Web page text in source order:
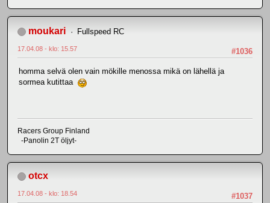
moukari Fullspeed RC
#1036
17.04.08 - klo: 15.57
homma selvä olen vain mökille menossa mikä on lähellä ja
sormea kutittaa
Racers Group Finland
-Panolin 2T öljyt-
otcx
#1037
17.04.08 - klo: 18.54